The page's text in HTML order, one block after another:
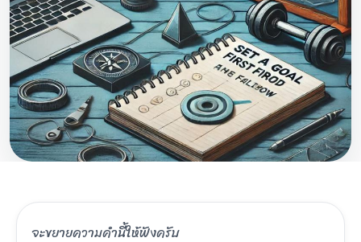
จะขยายความคำนี้ให้ฟังครับ